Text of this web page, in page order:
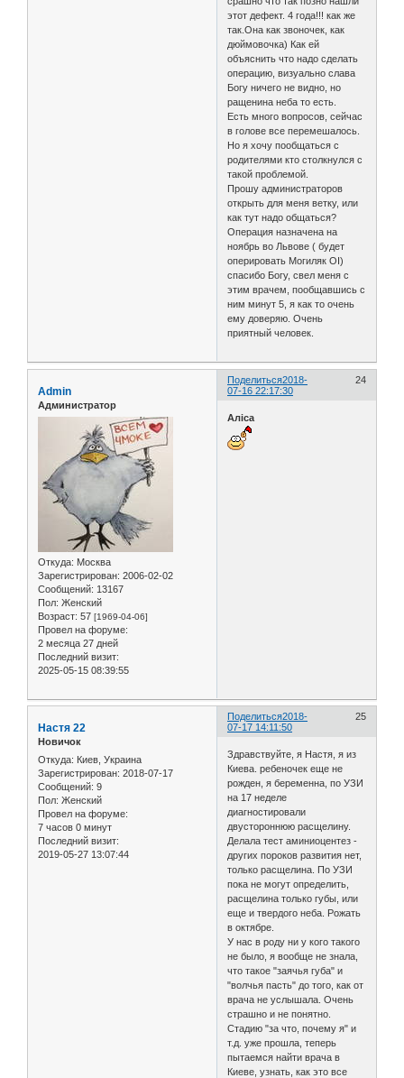
этот дефект. 4 года!!! как же
так.Она как звоночек, как
дюймовочка) Как ей
объяснить что надо сделать
операцию, визуально слава
Богу ничего не видно, но
ращенина неба то есть.
Есть много вопросов, сейчас
в голове все перемешалось.
Но я хочу пообщаться с
родителями кто столкнулся с
такой проблемой.
Прошу администраторов
открыть для меня ветку, или
как тут надо общаться?
Операция назначена на
ноябрь во Львове ( будет
оперировать Могиляк ОІ)
спасибо Богу, свел меня с
этим врачем, пообщавшись с
ним минут 5, я как то очень
ему доверяю. Очень
приятный человек.
Поделиться 24
2018-
07-16 22:17:30
Admin
Администратор
Откуда: Москва
Зарегистрирован: 2006-02-02
Сообщений: 13167
Пол: Женский
Возраст: 57 [1969-04-06]
Провел на форуме:
2 месяца 27 дней
Последний визит:
2025-05-15 08:39:55
Аліса
Поделиться 25
2018-
07-17 14:11:50
Настя 22
Новичок
Откуда: Киев, Украина
Зарегистрирован: 2018-07-17
Сообщений: 9
Пол: Женский
Провел на форуме:
7 часов 0 минут
Последний визит:
2019-05-27 13:07:44
Здравствуйте, я Настя, я из
Киева. ребеночек еще не
рожден, я беременна, по УЗИ
на 17 неделе
диагностировали
двустороннюю расщелину.
Делала тест аминиоцентез -
других пороков развития нет,
только расщелина. По УЗИ
пока не могут определить,
расщелина только губы, или
еще и твердого неба. Рожать
в октябре.
У нас в роду ни у кого такого
не было, я вообще не знала,
что такое "заячья губа" и
"волчья пасть" до того, как от
врача не услышала. Очень
страшно и не понятно.
Стадию "за что, почему я" и
т.д. уже прошла, теперь
пытаемся найти врача в
Киеве, узнать, как это все